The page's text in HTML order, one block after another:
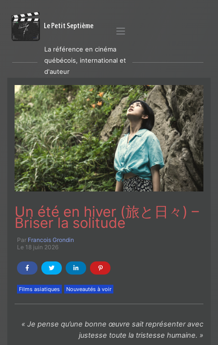
Le Petit Septième
La référence en cinéma
québécois, international et
d'auteur
Un été en hiver (旅と日々) –
Briser la solitude
Par Francois Grondin
Le 18 juin 2026
Films asiatiques Nouveautés à voir
« Je pense qu’une bonne œuvre sait représenter avec
justesse toute la tristesse humaine. »